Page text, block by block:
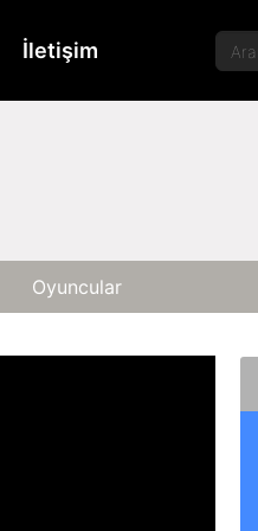
İletişim
Oyuncular